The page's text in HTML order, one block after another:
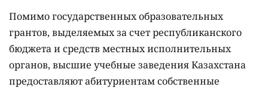
Помимо государственных образовательных
грантов, выделяемых за счет республиканского
бюджета и средств местных исполнительных
органов, высшие учебные заведения Казахстана
предоставляют абитуриентам собственные